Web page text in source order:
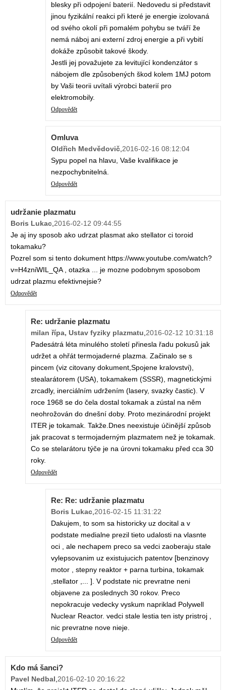
blesky při odpojení baterií. Nedovedu si představit
jinou fyzikální reakci při které je energie izolovaná
od svého okolí při pomalém pohybu se tváří že
nemá náboj ani externí zdroj energie a při vybití
dokáže způsobit takové škody.
Jestli jej považujete za levitující kondenzátor s
nábojem dle způsobených škod kolem 1MJ potom
by Vaši teorii uvítali výrobci baterií pro
elektromobily.
Odpovědět
Omluva
Oldřich Medvědovič,2016-02-16 08:12:04
Sypu popel na hlavu, Vaše kvalifikace je
nezpochybnitelná.
Odpovědět
udržanie plazmatu
Boris Lukac,2016-02-12 09:44:55
Je aj iny sposob ako udrzat plasmat ako stellator ci toroid
tokamaku?
Pozrel som si tento dokument https://www.youtube.com/watch?
v=H4zniWIL_QA , otazka ... je mozne podobnym sposobom
udrzat plazmu efektivnejsie?
Odpovědět
Re: udržanie plazmatu
milan řípa, Ustav fyziky plazmatu,2016-02-12 10:31:18
Padesátrá léta minulého století přinesla řadu pokusů jak
udržet a ohřát termojaderné plazma. Začinalo se s
pincem (viz citovany dokument,Spojene kralovstvi),
stealarátorem (USA), tokamakem (SSSR), magnetickými
zrcadly, inerciálním udržením (lasery, svazky častic). V
roce 1968 se do čela dostal tokamak a zústal na něm
neohrožován do dnešní doby. Proto mezinárodní projekt
ITER je tokamak. Takže.Dnes neexistuje účinější způsob
jak pracovat s termojaderným plazmatem než je tokamak.
Co se stelarátoru týče je na úrovni tokamaku před cca 30
roky.
Odpovědět
Re: Re: udržanie plazmatu
Boris Lukac,2016-02-15 11:31:22
Dakujem, to som sa historicky uz docital a v
podstate medialne prezil tieto udalosti na vlasnte
oci , ale nechapem preco sa vedci zaoberaju stale
vylepsovanim uz existujucich patentov [benzinovy
motor , stepny reaktor + parna turbina, tokamak
,stellator ,... ]. V podstate nic prevratne neni
objavene za poslednych 30 rokov. Preco
nepokracuje vedecky vyskum napriklad Polywell
Nuclear Reactor. vedci stale lestia ten isty pristroj ,
nic prevratne nove nieje.
Odpovědět
Kdo má šanci?
Pavel Nedbal,2016-02-10 20:16:22